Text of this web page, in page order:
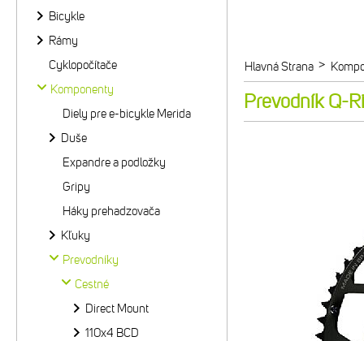
Hlavná Strana >
Prevodník Q-
Bicykle
Rámy
Cyklopočítače
Komponenty
Diely pre e-bicykle Merida
Duše
Expandre a podložky
Gripy
Háky prehadzovača
Kľuky
Prevodníky
Cestné
Direct Mount
110x4 BCD